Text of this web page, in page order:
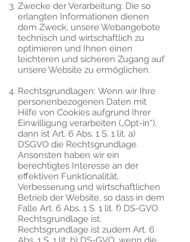
Zwecke der Verarbeitung: Die so
erlangten Informationen dienen
dem Zweck, unsere Webangebote
technisch und wirtschaftlich zu
optimieren und Ihnen einen
leichteren und sicheren Zugang auf
unsere Website zu ermöglichen.
Rechtsgrundlagen: Wenn wir Ihre
personenbezogenen Daten mit
Hilfe von Cookies aufgrund Ihrer
Einwilligung verarbeiten („Opt-in“),
dann ist Art. 6 Abs. 1 S. 1 lit. a)
DSGVO die Rechtsgrundlage.
Ansonsten haben wir ein
berechtigtes Interesse an der
effektiven Funktionalität,
Verbesserung und wirtschaftlichen
Betrieb der Website, so dass in dem
Falle Art. 6 Abs. 1 S. 1 lit. f) DS-GVO
Rechtsgrundlage ist.
Rechtsgrundlage ist zudem Art. 6